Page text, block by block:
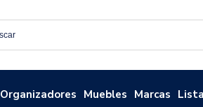
Organizadores Muebles Marcas